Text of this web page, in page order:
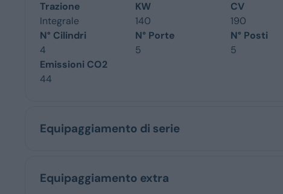
Trazione
Integrale
KW
140
CV
190
N° Cilindri
4
N° Porte
5
N° Posti
5
Emissioni CO2
44
Equipaggiamento di serie
Equipaggiamento extra